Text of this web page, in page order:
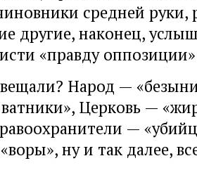
средней руки,
другие, наконец,
«правду
Народ —
Церковь —
—
ну и так далее,